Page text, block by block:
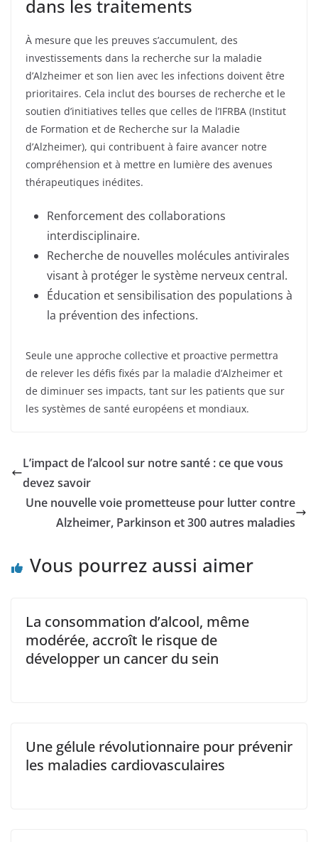
dans les traitements
À mesure que les preuves s’accumulent, des
investissements dans la recherche sur la maladie
d’Alzheimer et son lien avec les infections doivent être
prioritaires. Cela inclut des bourses de recherche et le
soutien d’initiatives telles que celles de l’IFRBA (Institut
de Formation et de Recherche sur la Maladie
d’Alzheimer), qui contribuent à faire avancer notre
compréhension et à mettre en lumière des avenues
thérapeutiques inédites.
Renforcement des collaborations
interdisciplinaire.
Recherche de nouvelles molécules antivirales
visant à protéger le système nerveux central.
Éducation et sensibilisation des populations à
la prévention des infections.
Seule une approche collective et proactive permettra
de relever les défis fixés par la maladie d’Alzheimer et
de diminuer ses impacts, tant sur les patients que sur
les systèmes de santé européens et mondiaux.
L’impact de l’alcool sur notre santé : ce que vous
devez savoir
Une nouvelle voie prometteuse pour lutter contre
Alzheimer, Parkinson et 300 autres maladies
Vous pourrez aussi aimer
La consommation d’alcool, même
modérée, accroît le risque de
développer un cancer du sein
Une gélule révolutionnaire pour prévenir
les maladies cardiovasculaires